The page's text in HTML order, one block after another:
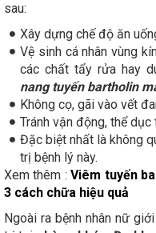
sau:
Xây dựng chế độ ăn
Vệ sinh cá nhân vùng
các chất tẩy rửa hay
nang tuyến bartholin
Không cọ, gãi vào vết
Tránh vận động, thể
Đặc biệt nhất là không
trị bệnh lý này.
Xem thêm :Viêm tuyến
3 cách chữa hiệu quả
Ngoài ra bệnh nhân nữ